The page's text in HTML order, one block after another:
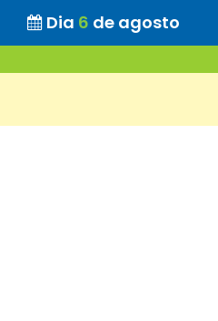
Dia 6 de agosto